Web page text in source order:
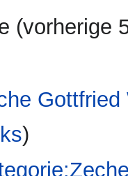
(vorherige
Gottfried
)